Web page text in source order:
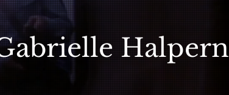
Halpern